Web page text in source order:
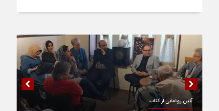
آئین رونمایی از کتاب: